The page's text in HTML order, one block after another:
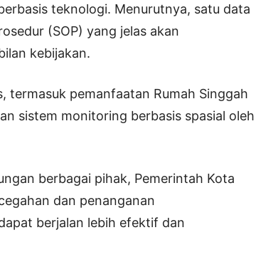
teknologi. Menurutnya, satu data
(SOP) yang jelas akan
kebijakan.
termasuk pemanfaatan Rumah Singgah
sistem monitoring berbasis spasial oleh
berbagai pihak, Pemerintah Kota
dan penanganan
berjalan lebih efektif dan